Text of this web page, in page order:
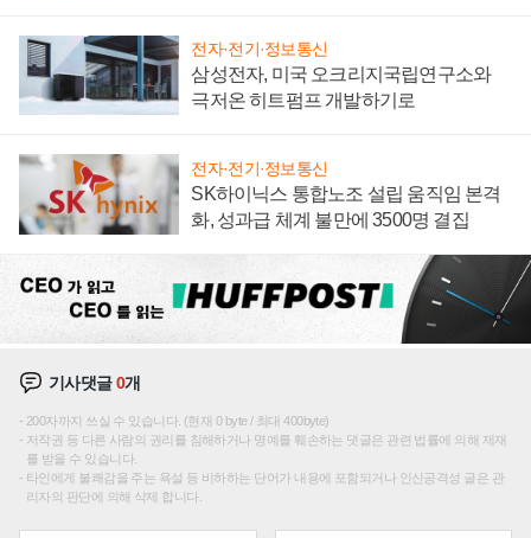
전자·전기·정보통신
삼성전자, 미국 오크리지국립연구소와
극저온 히트펌프 개발하기로
전자·전기·정보통신
SK하이닉스 통합노조 설립 움직임 본격
화, 성과급 체계 불만에 3500명 결집
기사댓글0개
200자까지 쓰실 수 있습니다. (현재 0 byte / 최대 400byte)
저작권 등 다른 사람의 권리를 침해하거나 명예를 훼손하는 댓글은 관련 법률에 의해 제재
를 받을 수 있습니다.
타인에게 불쾌감을 주는 욕설 등 비하하는 단어가 내용에 포함되거나 인신공격성 글은 관
리자의 판단에 의해 삭제 합니다.